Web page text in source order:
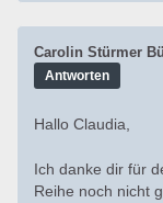
Carolin Stürmer
Antworten
Hallo Claudia,
Ich danke dir für
Reihe noch nicht